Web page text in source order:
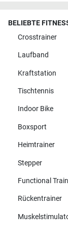
BELIEBTE
Crosstrainer
Laufband
Kraftstation
Tischtennis
Indoor Bike
Boxsport
Heimtrainer
Stepper
Functional
Rückentrainer